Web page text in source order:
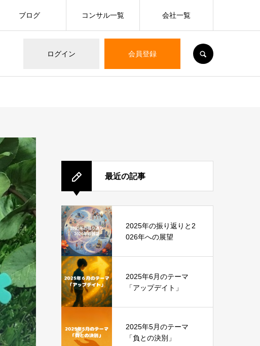
ログイン 会員登録
ブログ コンサル一覧 会社一覧
最近の記事
2025年の振り返りと2
026年への展望
2025年6月のテーマ
「アップデイト」
2025年5月のテーマ
「負との決別」